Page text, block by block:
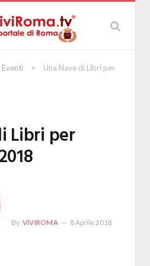
Eventi »
Una Nave di Libri per
Libri per
By VIVIROMA 8 Aprile 2018